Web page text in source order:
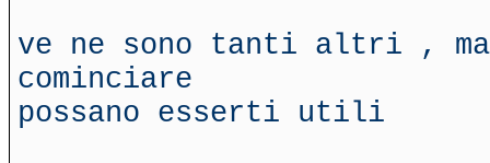
ve ne sono tanti altri , ma
cominciare
possano esserti utili